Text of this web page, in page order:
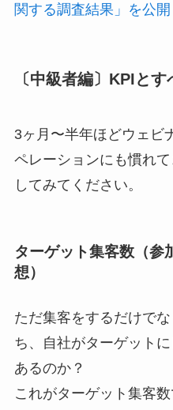
関する調査結果」を公開
〔中級者編〕KPIと
3ヶ月〜半年ほどウェビ
ペレーションにも慣れ
してみてください。
ターゲット集客数（参
想）
ただ集客をするだけで
ち、自社がターゲット
あるのか？
これがターゲット集客